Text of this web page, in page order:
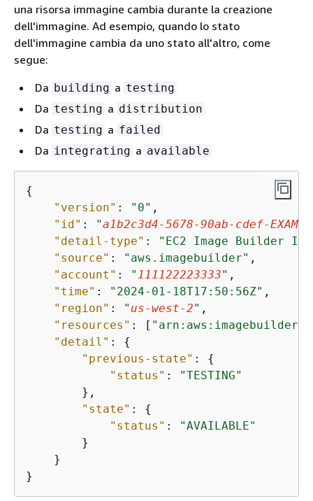
una risorsa immagine cambia durante la creazione
dell'immagine. Ad esempio, quando lo stato
dell'immagine cambia da uno stato all'altro, come
segue:
Da building a testing
Da testing a distribution
Da testing a failed
Da integrating a available
{
"version" : "0" ,
"id" : "a1b2c3d4-5678-90ab-cdef-
"detail-type" :
"EC2 Image Builder
"source" : "aws.imagebuilder" ,
"account" : " 111122223333" ,
"time" : "2024-01-18T17:50:56Z" ,
"region" : " us-west-2" ,
"resources" : [ "arn:aws:imagebuilder:
"detail" : {
"previous-state" : {
"status" :
"TESTING"
        },
"state" : {
"status" :
"AVAILABLE"
        }
    }
}